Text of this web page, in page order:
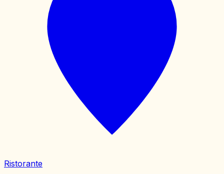
Ristorante